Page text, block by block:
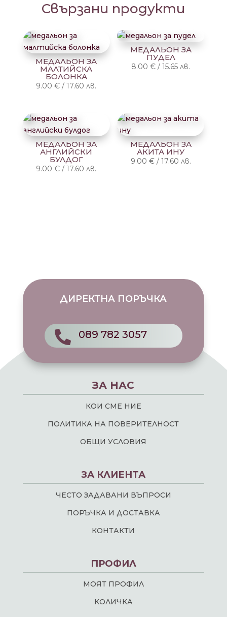
Свързани продукти
МЕДАЛЬОН ЗА
МАЛТИЙСКА
БОЛОНКА
9.00€ /17.60лв.
МЕДАЛЬОН ЗА
ПУДЕЛ
8.00€ /15.65лв.
МЕДАЛЬОН ЗА
АНГЛИЙСКИ
БУЛДОГ
9.00€ /17.60лв.
МЕДАЛЬОН ЗА
АКИТА ИНУ
9.00 € / 17.60 лв.
ДИРЕКТНА ПОРЪЧКА
 089 782 3057
ЗА НАС
КОИ СМЕ НИЕ
ПОЛИТИКА НА ПОВЕРИТЕЛНОСТ
ОБЩИ УСЛОВИЯ
ЗА КЛИЕНТА
ЧЕСТО ЗАДАВАНИ ВЪПРОСИ
ПОРЪЧКА И ДОСТАВКА
КОНТАКТИ
ПРОФИЛ
МОЯТ ПРОФИЛ
КОЛИЧКА